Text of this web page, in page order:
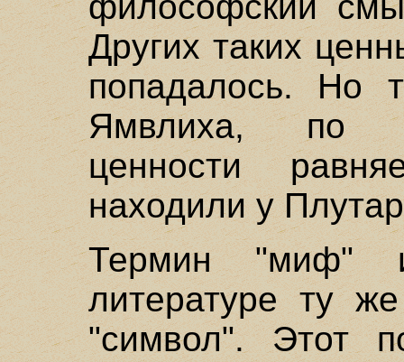
Других таких
попадалось. Но
Ямвлиха, по
ценности
находили у
Термин "миф"
литературе ту
"символ". Этот